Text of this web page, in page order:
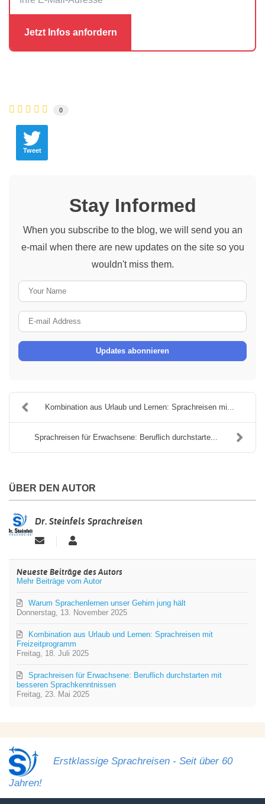
0
Tweet
Stay Informed
When you subscribe to the blog, we will send you an
e-mail when there are new updates on the site so you
wouldn't miss them.
Address
Updates abonnieren
Kombination aus Urlaub und Lernen: Sprachreisen mi...
Sprachreisen für Erwachsene: Beruflich durchstarte...
ÜBER DEN AUTOR
Dr. Steinfels Sprachreisen
Updates
Sprachreisen
Neueste Beiträge des Autors
Mehr Beiträge vom Autor
Donnerstag, 13. November 2025
Warum Sprachenlernen unser Gehirn jung hält ️
Freitag, 18. Juli 2025
Kombination aus Urlaub und Lernen: Sprachreisen mit
Freizeitprogramm
Freitag, 23. Mai 2025
Sprachreisen für Erwachsene: Beruflich durchstarten mit
besseren Sprachkenntnissen
Erstklassige Sprachreisen - Seit über 60
Jahren!